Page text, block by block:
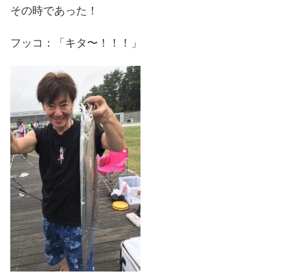
その時であった！
フッコ：「キタ〜！！！」